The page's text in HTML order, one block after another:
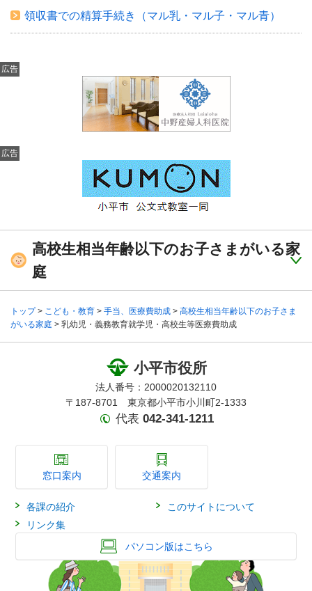
領収書での精算手続き（マル乳・マル子・マル青）
広告
広告
高校生相当年齢以下のお子さまがいる家
庭
トップ> こども・教育 > 手当、医療費助成 > 高校生相当年齢以下のお子さま
がいる家庭 > 乳幼児・義務教育就学児・高校生等医療費助成
小平市役所
法人番号：2000020132110
〒187-8701 東京都小平市小川町2-1333
代表 042-341-1211
窓口案内 交通案内
各課の紹介
このサイトについて
リンク集
パソコン版はこちら